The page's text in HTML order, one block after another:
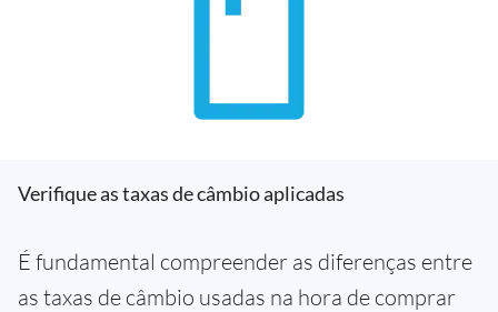
Verifique as taxas de câmbio aplicadas
É fundamental compreender as diferenças entre
as taxas de câmbio usadas na hora de comprar